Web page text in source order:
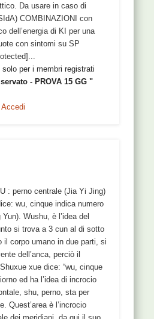
Da usare in caso di
COMBINAZIONI con
dell’energia di KI per una
con sintomi su SP
per i membri registrati
- PROVA 15 GG "
Accedi
: perno centrale (Jia Yi Jing)
wu, cinque indica numero
Wushu, è l’idea del
si trova a 3 cun al di sotto
il corpo umano in due parti, si
dell’anca, perciò il
xue dice: “wu, cinque
ed ha l’idea di incrocio
shu, perno, sta per
Quest’area è l’incrocio